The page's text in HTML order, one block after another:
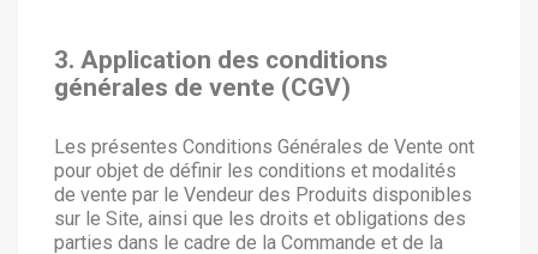
3. Application des conditions
générales de vente (CGV)
Les présentes Conditions Générales de Vente ont
pour objet de définir les conditions et modalités
de vente par le Vendeur des Produits disponibles
sur le Site, ainsi que les droits et obligations des
parties dans le cadre de la Commande et de la